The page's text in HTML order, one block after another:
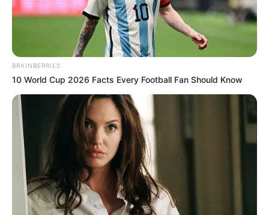
BRAINBERRIES
10 World Cup 2026 Facts Every Football Fan Should Know